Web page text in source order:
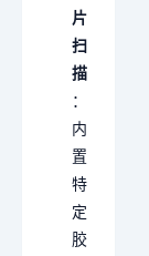
片
扫
描
：
内
置
特
定
胶